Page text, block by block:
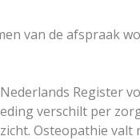
van de afspraak
Nederlands Register
verschilt per
Osteopathie valt